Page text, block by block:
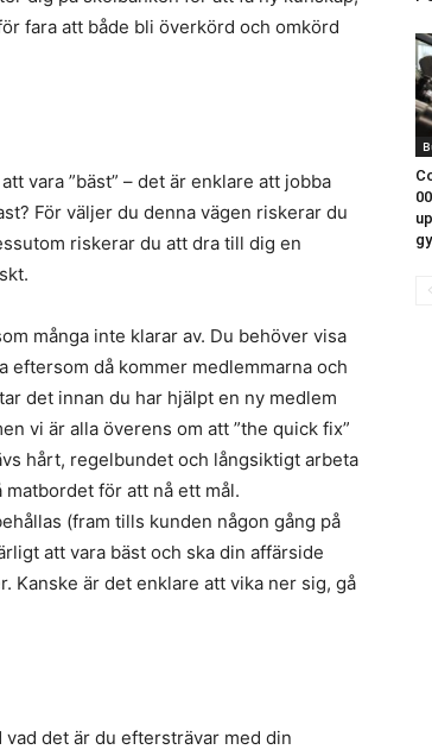
fara att både bli överkörd och omkörd
vara ”bäst” – det är enklare att jobba
För väljer du denna vägen riskerar du
riskerar du att dra till dig en
många inte klarar av. Du behöver visa
då kommer medlemmarna och
det innan du har hjälpt en ny medlem
vi är alla överens om att ”the quick fix”
hårt, regelbundet och långsiktigt arbeta
för att nå ett mål.
(fram tills kunden någon gång på
att vara bäst och ska din affärside
Kanske är det enklare att vika ner sig, gå
det är du eftersträvar med din